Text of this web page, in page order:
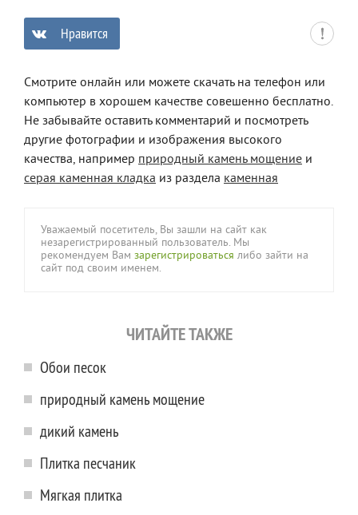
Нравится
Смотрите онлайн или можете скачать на телефон или
компьютер в хорошем качестве совешенно бесплатно.
Не забывайте оставить комментарий и посмотреть
другие фотографии и изображения высокого
качества, например природный камень мощение и
серая каменная кладка из раздела каменная
Уважаемый посетитель, Вы зашли на сайт как
незарегистрированный пользователь. Мы
рекомендуем Вам зарегистрироваться либо зайти на
сайт под своим именем.
ЧИТАЙТЕ ТАКЖЕ
Обои песок
природный камень мощение
дикий камень
Плитка песчаник
Мягкая плитка